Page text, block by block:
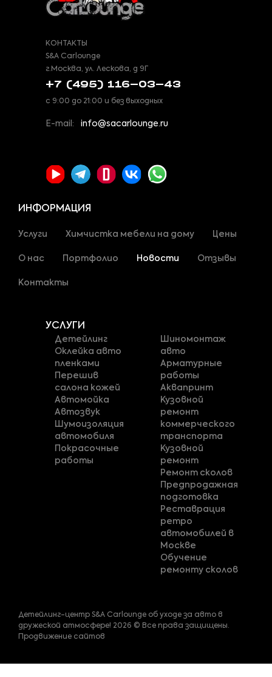
КОНТАКТЫ
S&A Carlounge
г.Москва, ул. Лескова, д 9Г
+7 (495) 116-03-43
с 9:00 до 21:00 и без выходных
E-mail: info@sacarlounge.ru
ИНФОРМАЦИЯ
Услуги Химчистка мебели на дому Цены
О нас Портфолио Новости Отзывы
Контакты
УСЛУГИ
Детейлинг
Оклейка авто
пленками
Перешив
салона кожей
Автомойка
Автозвук
Шумоизоляция
автомобиля
Покрасочные
работы
Шиномонтаж
авто
Арматурные
работы
Аквапринт
Кузовной
ремонт
коммерческого
транспорта
Кузовной
ремонт
Ремонт сколов
Предпродажная
подготовка
Реставрация
ретро
автомобилей в
Москве
Обучение
ремонту сколов
Детейлинг-центр S&A Carlounge об уходе за авто в
дружеской атмосфере! 2026 © Все права защищены.
Продвижение сайтов